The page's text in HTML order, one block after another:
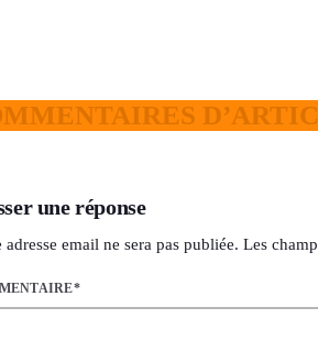
une réponse
adresse email ne sera pas publiée. Les